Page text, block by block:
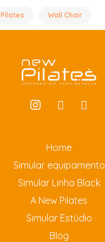
Wall Chair
Home
Simular equipamento
Simular Linha Black
A New Pilates
Simular Estúdio
Blog